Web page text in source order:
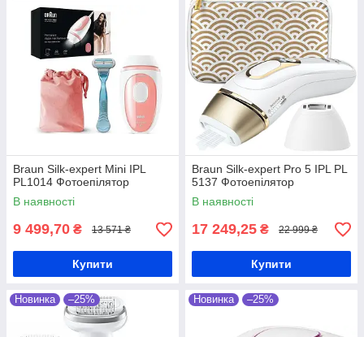
Braun Silk-expert Mini IPL
PL1014 Фотоепілятор
В наявності
9 499,70 ₴ 13 571 ₴
Купити
Braun Silk-expert Pro 5 IPL PL
5137 Фотоепілятор
В наявності
17 249,25 ₴ 22 999 ₴
Купити
Новинка –25% Новинка –25%